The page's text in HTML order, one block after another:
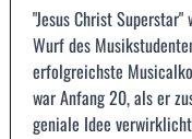
"Jesus Christ
Wurf des
erfolgreichste
war Anfang 20, als er
geniale Idee